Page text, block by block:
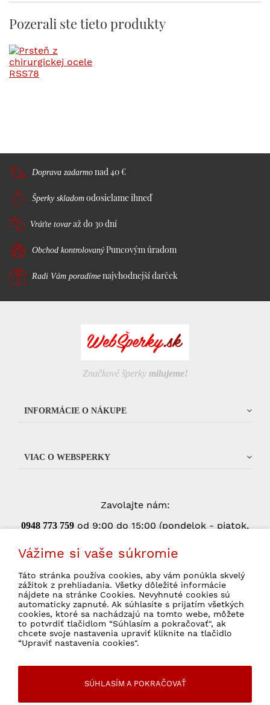
Pozerali ste tieto produkty
Doprava zadarmo nad 40 €
Šperky skladom odosielame ihneď
Vráťte tovaraž do 30 dní
Obchod kontrolovanýPuncovým úradom
Radi Vám poradíme najvhodnejší darček
Značkové šperky milujeme!
INFORMÁCIE O NÁKUPE
VIAC O WEBSPERKY
Zavolajte nám:
0948 773 759 od 9:00 do 15:00 (pondelok - piatok,
Súhlasím so spracovaním osobných údajov
pre marketingové účely.Ochrana osobných
údajov
Vážime si vaše súkromie
Táto stránka používa cookies, aby vám ponúkla skvelý
zážitok z prehliadania. Všetky dôležité informácie
nájdete na stránke Cookies. Nevyhnuté cookies sú
automaticky zapnuté. Ak súhlasíte s prijatím všetkých
cookies, ktoré sa nachádzajú na tomto webe, môžete
to potvrdiť tlačidlom “Súhlasím a pokračovať", ak
chcete svoje nastavenia upraviť kliknite na tlačidlo
“Upraviť nastavenia cookies".
SÚHLASÍM A POKRAČOVAŤ